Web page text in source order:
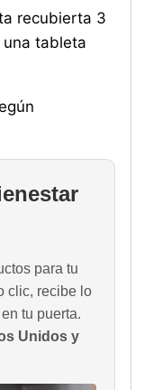
recubierta 3
tableta
para tu
clic, recibe lo
tu puerta.
Unidos y